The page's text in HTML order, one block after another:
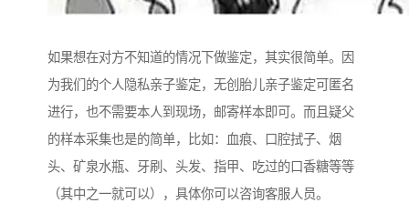
如果想在对方不知道的情况下做鉴定，其实很简单。因
为我们的个人隐私亲子鉴定，无创胎儿亲子鉴定可匿名
进行，也不需要本人到现场，邮寄样本即可。而且疑父
的样本采集也是的简单，比如：血痕、口腔拭子、烟
头、矿泉水瓶、牙刷、头发、指甲、吃过的口香糖等等
（其中之一就可以），具体你可以咨询客服人员。